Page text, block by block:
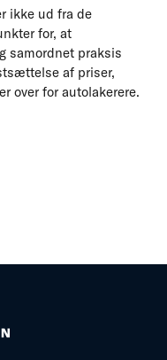
ikke ud fra de
for, at
samordnet praksis
af priser,
over for autolakerere.